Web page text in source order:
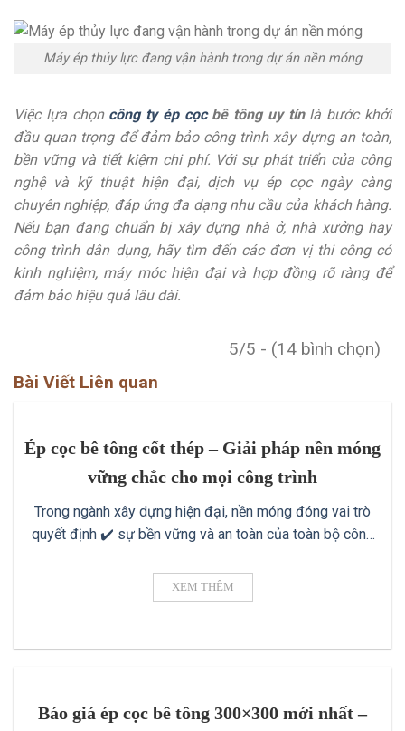
Máy ép thủy lực đang vận hành trong dự án nền móng
Việc lựa chọn công ty ép cọcbê tông uy tínlà bước khởi
đầu quan trọng để đảm bảo công trình xây dựng an toàn,
bền vững và tiết kiệm chi phí. Với sự phát triển của công
nghệ và kỹ thuật hiện đại, dịch vụ ép cọc ngày càng
chuyên nghiệp, đáp ứng đa dạng nhu cầu của khách hàng.
Nếu bạn đang chuẩn bị xây dựng nhà ở, nhà xưởng hay
công trình dân dụng, hãy tìm đến các đơn vị thi công có
kinh nghiệm, máy móc hiện đại và hợp đồng rõ ràng để
đảm bảo hiệu quả lâu dài.
5/5 - (14 bình chọn)
Bài Viết Liên quan
Ép cọc bê tông cốt thép – Giải pháp nền móng
vững chắc cho mọi công trình
Trong ngành xây dựng hiện đại, nền móng đóng vai trò
quyết định ✔️ sự bền vững và an toàn của toàn bộ công
biến nhất để đảm bảo nền móng kiên cố ✔️ chính là ép
cọc bê tông cốt thép. Phương pháp này [...]
XEM THÊM
Báo giá ép cọc bê tông 300×300 mới nhất –